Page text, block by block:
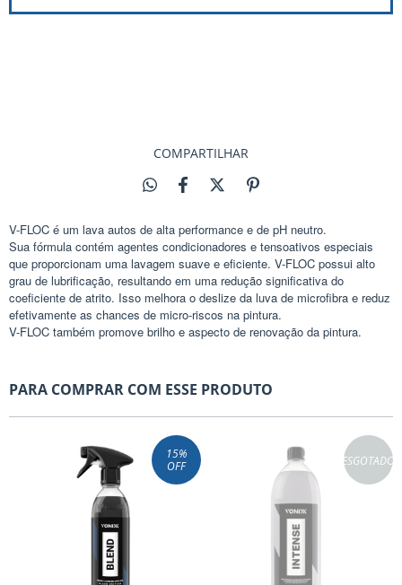
COMPARTILHAR
V-FLOC é um lava autos de alta performance e de pH neutro.
Sua fórmula contém agentes condicionadores e tensoativos especiais
que proporcionam uma lavagem suave e eficiente. V-FLOC possui alto
grau de lubrificação, resultando em uma redução significativa do
coeficiente de atrito. Isso melhora o deslize da luva de microfibra e reduz
efetivamente as chances de micro-riscos na pintura.
V-FLOC também promove brilho e aspecto de renovação da pintura.
PARA COMPRAR COM ESSE PRODUTO
15%
OFF
ESGOTADO